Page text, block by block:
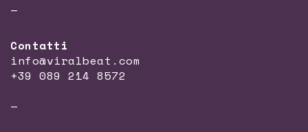
—
Contatti
info@viralbeat.com
+39 089 214 8572
—